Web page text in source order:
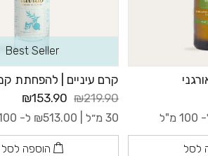
מ"ל
לסל
Best Seller
קרם עיניים | להפחתת
₪219.90
₪153.90
30 מ״ל | ₪513.00 ל- 100 מ"ל
הוספה לסל